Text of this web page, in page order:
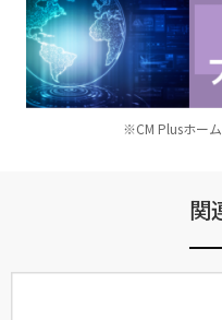
※CM Plusホー
関